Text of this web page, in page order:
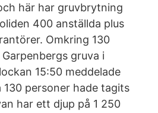
här har gruvbrytning
400 anställda plus
Omkring 130
gruva i
15:50 meddelade
personer hade tagits
har ett djup på 1 250